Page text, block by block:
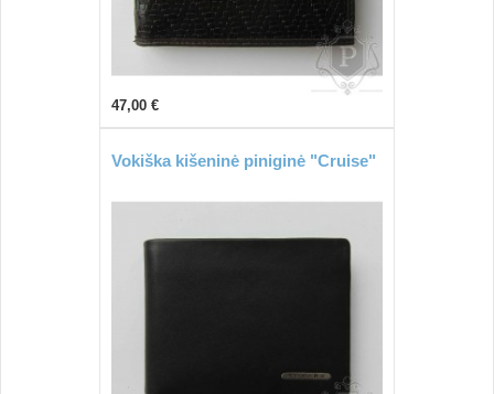
47,00 €
Vokiška kišeninė piniginė "Cruise"